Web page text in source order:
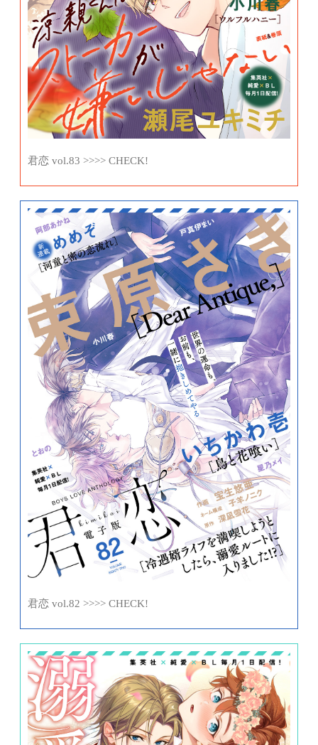
君恋 vol.83 >>>> CHECK!
君恋 vol.82 >>>> CHECK!